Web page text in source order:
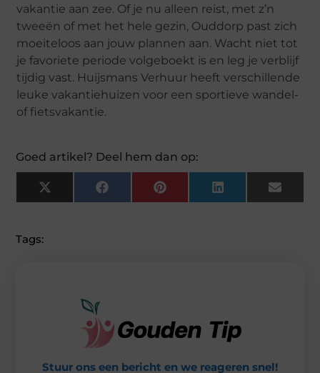
vakantie aan zee. Of je nu alleen reist, met z’n
tweeën of met het hele gezin, Ouddorp past zich
moeiteloos aan jouw plannen aan. Wacht niet tot
je favoriete periode volgeboekt is en leg je verblijf
tijdig vast. Huijsmans Verhuur heeft verschillende
leuke vakantiehuizen voor een sportieve wandel-
of fietsvakantie.
Goed artikel? Deel hem dan op:
X
(
F
A
P
I
L
I
E
M
Tags:
Stuur ons een bericht en we reageren snel!